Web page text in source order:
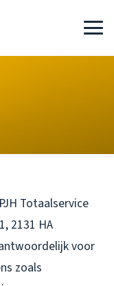
Totaalservice
2131 HA
voor
zoals